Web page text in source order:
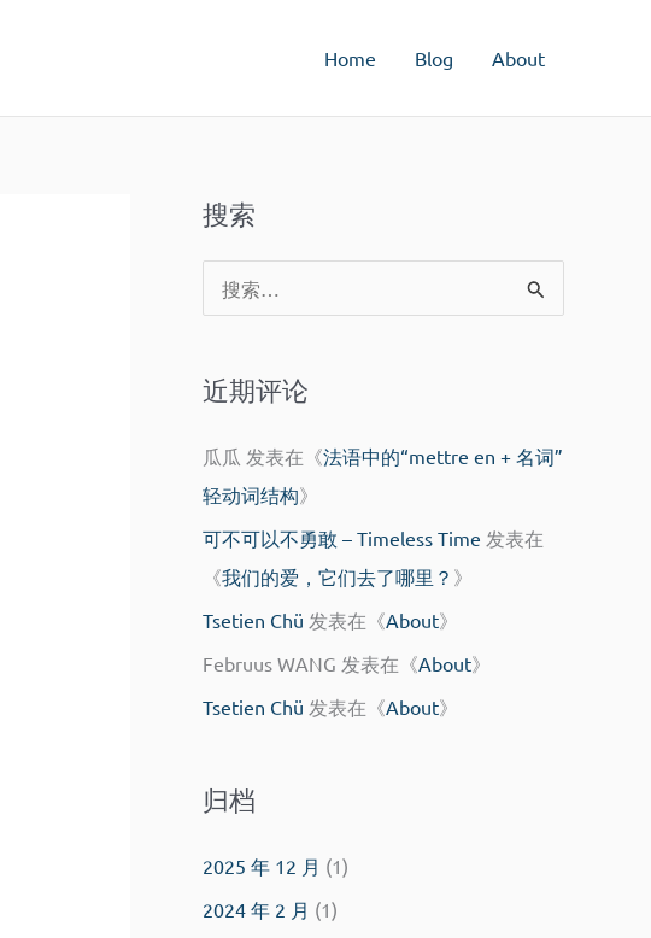
Home Blog About
搜索
索
近期评论
瓜瓜 发表在《法语中的“mettre en + 名词”
轻动词结构》
可不可以不勇敢 – Timeless Time 发表在
《我们的爱，它们去了哪里？ 》
Tsetien Chü 发表在《About》
Februus WANG 发表在《About》
Tsetien Chü 发表在《About》
归档
2025 年 12 月 (1)
2024 年 2 月 (1)